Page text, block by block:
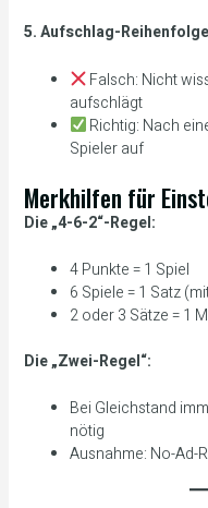
5. Aufschlag-
Falsch: Nicht
aufschlägt
Richtig: Nach
Spieler auf
Merkhilfen für
Die „4-6-2“-Regel:
4 Punkte = 1 Spiel
6 Spiele = 1 Satz
2 oder 3 Sätze = 1
Die „Zwei-Regel“:
Bei Gleichstand
nötig
Ausnahme: No-Ad-